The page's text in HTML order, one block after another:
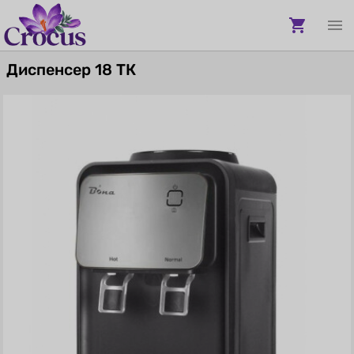
Диспенсер 18 ТК